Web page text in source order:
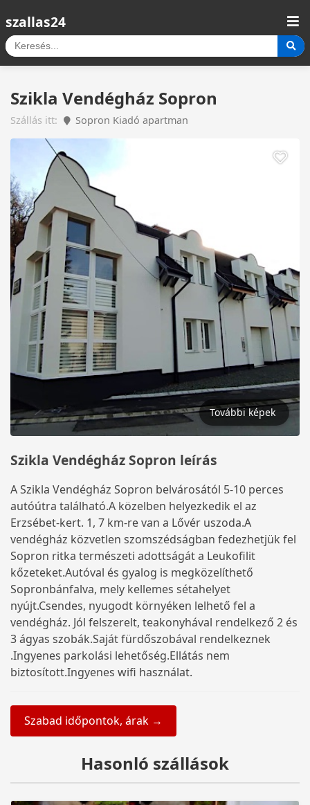
szallas24
Szikla Vendégház Sopron
Szállás itt: Sopron Kiadó apartman
További képek
Szikla Vendégház Sopron leírás
A Szikla Vendégház Sopron belvárosától 5-10 perces
autóútra található.A közelben helyezkedik el az
Erzsébet-kert. 1, 7 km-re van a Lővér uszoda.A
vendégház közvetlen szomszédságban fedezhetjük fel
Sopron ritka természeti adottságát a Leukofilit
kőzeteket.Autóval és gyalog is megközelíthető
Sopronbánfalva, mely kellemes sétahelyet
nyújt.Csendes, nyugodt környéken lelhető fel a
vendégház. Jól felszerelt, teakonyhával rendelkező 2 és
3 ágyas szobák.Saját fürdőszobával rendelkeznek
.Ingyenes parkolási lehetőség.Ellátás nem
biztosított.Ingyenes wifi használat.
Szabad időpontok, árak →
Hasonló szállások